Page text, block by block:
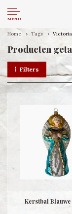
MENU
Home Tags
Producten
Filters
Kerstbal